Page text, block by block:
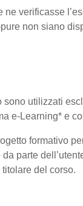
verificasse
non siano
utilizzati
e-Learning* e
formativo
parte
del corso.